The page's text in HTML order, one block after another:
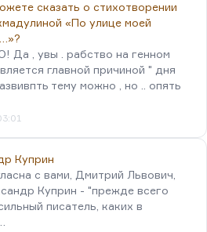
сказать о стихотворении
«По улице моей
Да , увы . рабство на генном
главной причиной " дня
тему можно , но .. опять
Куприн
с вами, Дмитрий Львович,
Куприн - "прежде всего
писатель, каких в